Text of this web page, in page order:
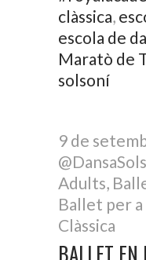
clàssica,
escola de
Maratò de
solsoní
9 de
Adults,
Ballet per a
Clàssica
BALLET